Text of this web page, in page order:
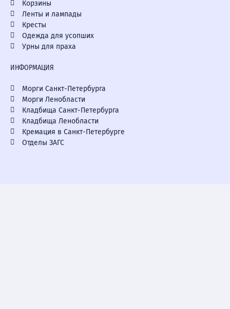
Корзины
Ленты и лампады
Кресты
Одежда для усопших
Урны для праха
ИНФОРМАЦИЯ
Морги Санкт-Петербурга
Морги Ленобласти
Кладбища Санкт-Петербурга
Кладбища Ленобласти
Кремация в Санкт-Петербурге
Отделы ЗАГС